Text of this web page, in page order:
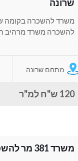
שרונה
משרד להשכרה בקומה
להשכרה משרד מרהיב
מתחם שרונה
120 ש"ח למ"ר
משרד 381 מר להשכרה להייטק במגדל פלטינום